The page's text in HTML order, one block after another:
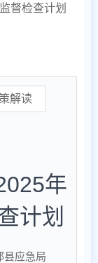
督检查计划
解读
年
计划
县应急局